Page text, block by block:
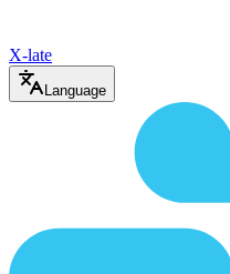
X-late
Language